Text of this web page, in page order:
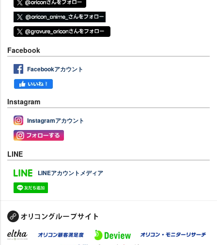
Facebook
Facebookアカウント
Instagram
Instagramアカウント
LINE
LINEアカウントメディア